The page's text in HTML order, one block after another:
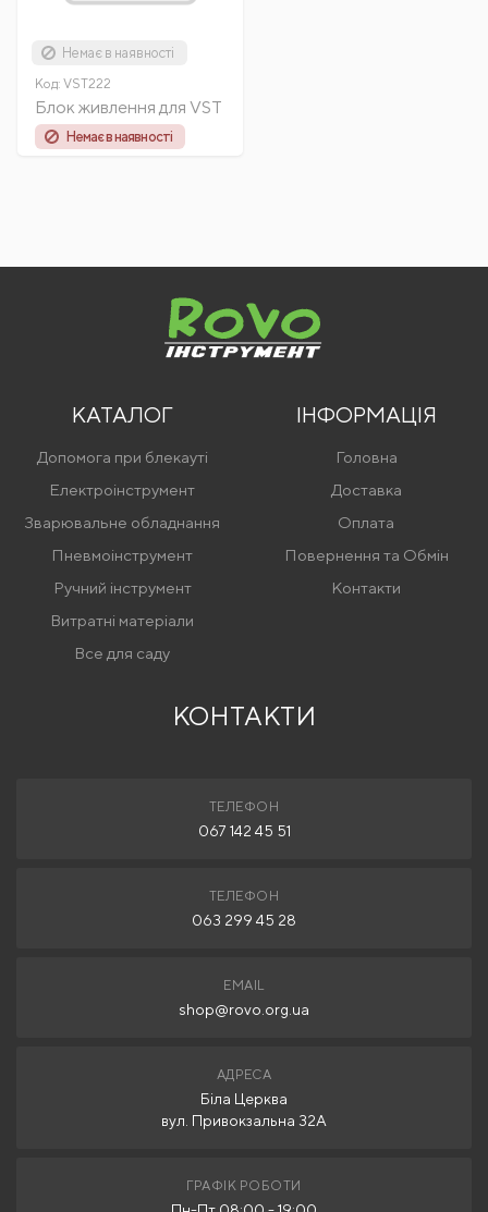
Немає в наявності
Код: VST222
Блок живлення для VST
Немає в наявності
КАТАЛОГ
Допомога при блекауті
Електроінструмент
Зварювальне обладнання
Пневмоінструмент
Ручний інструмент
Витратні матеріали
Все для саду
ІНФОРМАЦІЯ
Головна
Доставка
Оплата
Повернення та Обмін
Контакти
КОНТАКТИ
ТЕЛЕФОН
067 142 45 51
ТЕЛЕФОН
063 299 45 28
EMAIL
shop@rovo.org.ua
АДРЕСА
Біла Церква
вул. Привокзальна 32А
ГРАФІК РОБОТИ